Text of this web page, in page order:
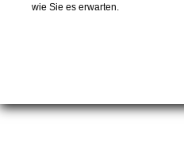
wie Sie es erwarten.